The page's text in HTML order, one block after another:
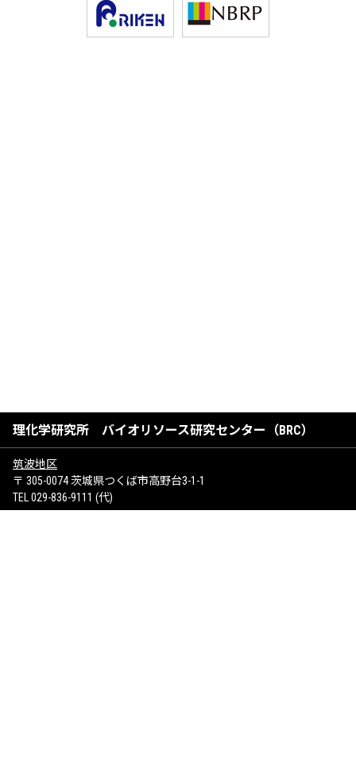
理化学研究所 バイオリソース研究センター（BRC）
筑波地区
〒 305-0074 茨城県つくば市高野台3-1-1
TEL 029-836-9111 (代)